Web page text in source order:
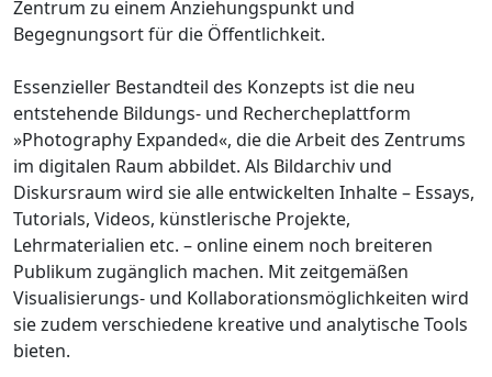
Zentrum zu einem Anziehungspunkt und
Begegnungsort für die Öffentlichkeit.
Essenzieller Bestandteil des Konzepts ist die neu
entstehende Bildungs- und Rechercheplattform
»Photography Expanded«, die die Arbeit des Zentrums
im digitalen Raum abbildet. Als Bildarchiv und
Diskursraum wird sie alle entwickelten Inhalte – Essays,
Tutorials, Videos, künstlerische Projekte,
Lehrmaterialien etc. – online einem noch breiteren
Publikum zugänglich machen. Mit zeitgemäßen
Visualisierungs- und Kollaborationsmöglichkeiten wird
sie zudem verschiedene kreative und analytische Tools
bieten.